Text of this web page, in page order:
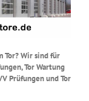
Tor? Wir sind für
Tor Wartung
Prüfungen und Tor